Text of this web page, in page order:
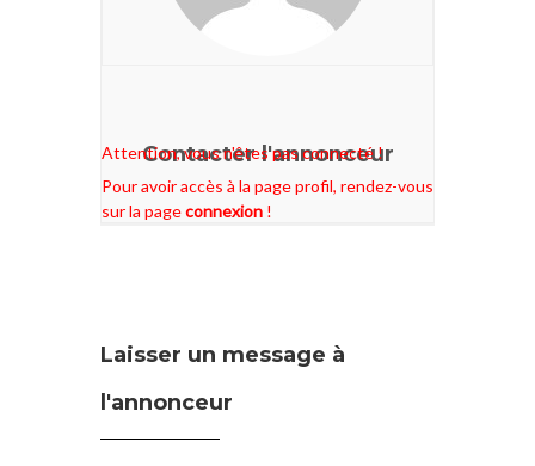
Contacter l'annonceur
Attention, vous n'êtes pas connecté !
Pour avoir accès à la page profil, rendez-vous
sur la pageconnexion !
Laisser un message à
l'annonceur